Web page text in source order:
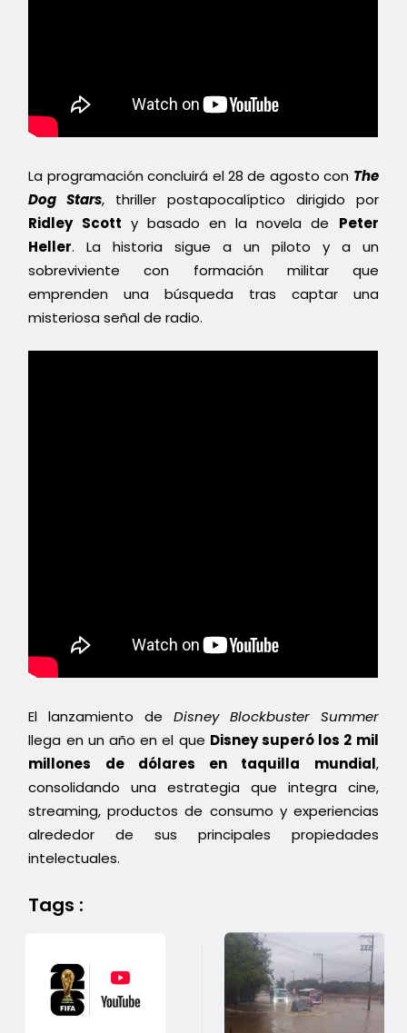
La programación concluirá el 28 de agosto con The
Dog Stars, thriller postapocalíptico dirigido por
Ridley Scott y basado en la novela de Peter
Heller. La historia sigue a un piloto y a un
sobreviviente con formación militar que
emprenden una búsqueda tras captar una
misteriosa señal de radio.
El lanzamiento de Disney Blockbuster Summer
llega en un año en el que Disney superó los 2 mil
millones de dólares en taquilla mundial,
consolidando una estrategia que integra cine,
streaming, productos de consumo y experiencias
alrededor de sus principales propiedades
intelectuales.
Tags :